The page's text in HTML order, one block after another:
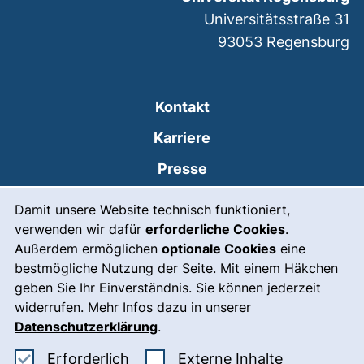
Damit unsere Website technisch funktioniert,
verwenden wir dafür erforderliche Cookies.
Außerdem ermöglichen optionale Cookies eine
bestmögliche Nutzung der Seite. Mit einem Häkchen
geben Sie Ihr Einverständnis. Sie können jederzeit
widerrufen. Mehr Infos dazu in unserer
Datenschutzerklärung.
Erforderlich Erforderliche Cookies akzeptieren
Externe Inhalte: Externe
Kontakt
Karriere
Presse
Leichte Sprache
Gebärdensprache
Notfall(externer Link, öffnet
Impressum
Barrierefreiheit
Universitätsstraße 31
93053 Regensburg